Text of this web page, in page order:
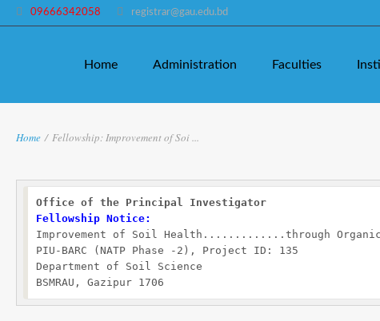
09666342058 registrar@gau.edu.bd
Home Administration Faculties
Home / Fellowship: Improvement of Soi ...
Office of the Principal Investigator
Fellowship Notice:
Improvement of Soil Health.............through Organic
PIU-BARC (NATP Phase -2), Project ID: 135
Department of Soil Science
BSMRAU, Gazipur 1706